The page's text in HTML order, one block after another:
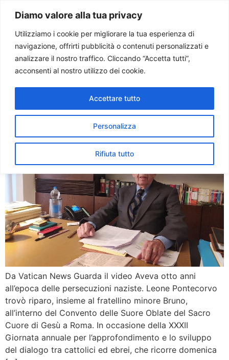
Diamo valore alla tua privacy
Utilizziamo i cookie per migliorare la tua esperienza di
navigazione, offrirti pubblicità o contenuti personalizzati e
analizzare il nostro traffico. Cliccando “Accetta tutti”,
acconsenti al nostro utilizzo dei cookie.
Personalizza
Rifiuta tutto
Accettare tutto
Paolo Ondarza
Tag:dialogo
Leone Pontecorvo. Sfuggito
al nazismo, grazie alla
Da Vatican News Guarda il video Aveva otto anni
all’epoca delle persecuzioni naziste. Leone Pontecorvo
trovò riparo, insieme al fratellino minore Bruno,
all’interno del Convento delle Suore Oblate del Sacro
Cuore di Gesù a Roma. In occasione della XXXII
Giornata annuale per l’approfondimento e lo sviluppo
del dialogo tra cattolici ed ebrei, che ricorre domenica